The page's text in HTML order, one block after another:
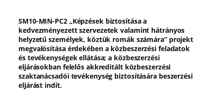
SM10-MIN-PC2 „Képzések biztosítása a
kedvezményezett szervezetek valamint hátrányos
helyzetű személyek, köztük romák számára” projekt
megvalósítása érdekében a közbeszerzési feladatok
és tevékenységek ellátása; a közbeszerzési
eljárásokban felelős akkreditált közbeszerzési
szaktanácsadói tevékenység biztosítására beszerzési
eljárást indít.